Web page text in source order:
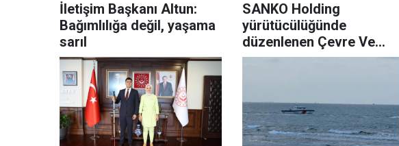
İletişim Başkanı Altun:
Bağımlılığa değil, yaşama
sarıl
SANKO Holding
yürütücülüğünde
düzenlenen Çevre Ve
Enerji Teknolojileri